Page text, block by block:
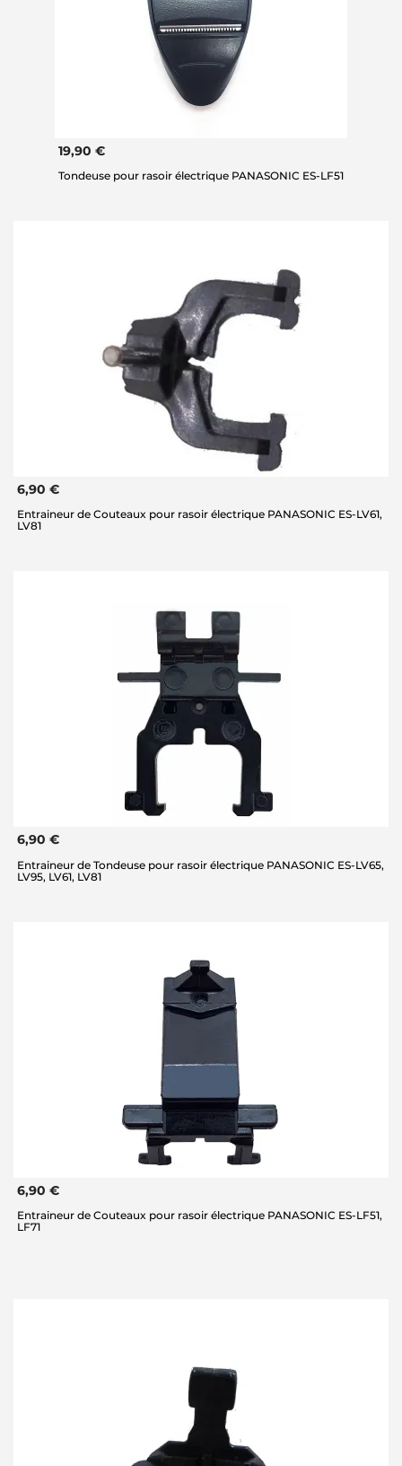
19,90 €
Tondeuse pour rasoir électrique PANASONIC ES-LF51
6,90 €
Entraineur de Couteaux pour rasoir électrique PANASONIC ES-LV61,
LV81
6,90 €
Entraineur de Tondeuse pour rasoir électrique PANASONIC ES-LV65,
LV95, LV61, LV81
6,90 €
Entraineur de Couteaux pour rasoir électrique PANASONIC ES-LF51,
LF71